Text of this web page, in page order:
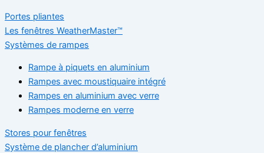
Portes pliantes
Les fenêtres WeatherMaster™
Systèmes de rampes
Rampe à piquets en aluminium
Rampes avec moustiquaire intégré
Rampes en aluminium avec verre
Rampes moderne en verre
Stores pour fenêtres
Système de plancher d’aluminium